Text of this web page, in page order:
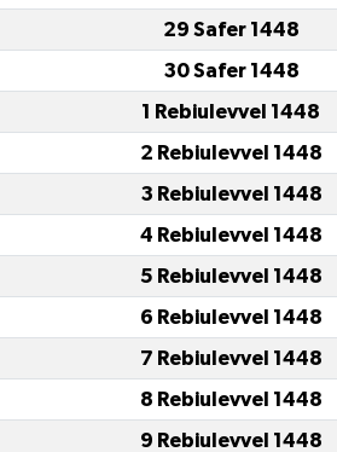
29 Safer 1448
30 Safer 1448
1 Rebiulevvel 1448
2 Rebiulevvel 1448
3 Rebiulevvel 1448
4 Rebiulevvel 1448
5 Rebiulevvel 1448
6 Rebiulevvel 1448
7 Rebiulevvel 1448
8 Rebiulevvel 1448
9 Rebiulevvel 1448